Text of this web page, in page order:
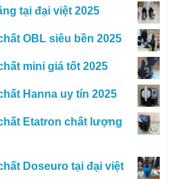
tại đại việt 2025
OBL siêu bền 2025
mini giá tốt 2025
Hanna uy tín 2025
Etatron chất lượng
Doseuro tại đại việt